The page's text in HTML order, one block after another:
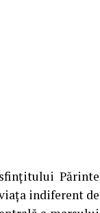
Părinte
indiferent de